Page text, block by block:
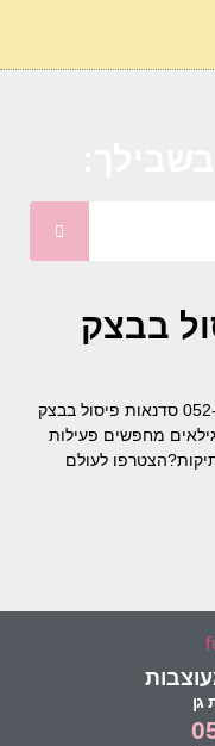
בבצק
לפרטים נוספים:052-3212404 052-3212404 סדנאות פיסול בבצק
מחפשים פעילות
לעולם